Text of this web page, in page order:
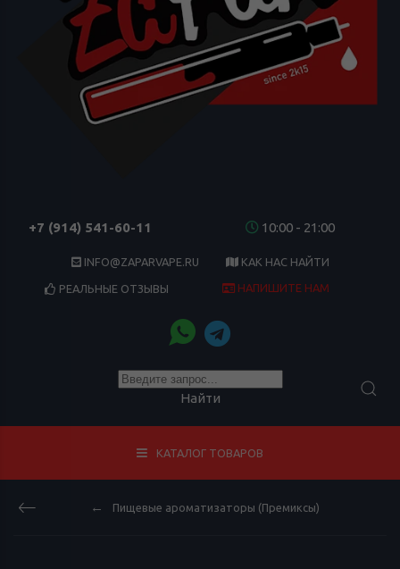
+7 (914) 541-60-11 10:00 - 21:00
INFO@ZAPARVAPE.RU КАК НАС НАЙТИ
РЕАЛЬНЫЕ ОТЗЫВЫ НАПИШИТЕ НАМ
Найти
КАТАЛОГ ТОВАРОВ
Пищевые ароматизаторы (Премиксы)